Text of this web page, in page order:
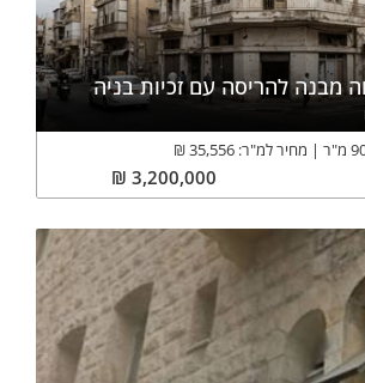
מבנה להריסה עם זכיות בניה
מ"ר מחיר למ"ר: 35,556
₪
3,200,000
₪